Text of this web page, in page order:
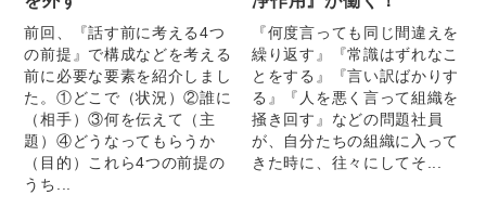
前回、『話す前に考える4つ
の前提』で構成などを考える
前に必要な要素を紹介しまし
た。①どこで（状況）②誰に
（相手）③何を伝えて（主
題）④どうなってもらうか
（目的）これら4つの前提の
うち...
『何度言っても同じ間違えを
繰り返す』『常識はずれなこ
とをする』『言い訳ばかりす
る』『人を悪く言って組織を
掻き回す』などの問題社員
が、自分たちの組織に入って
きた時に、往々にしてそ...